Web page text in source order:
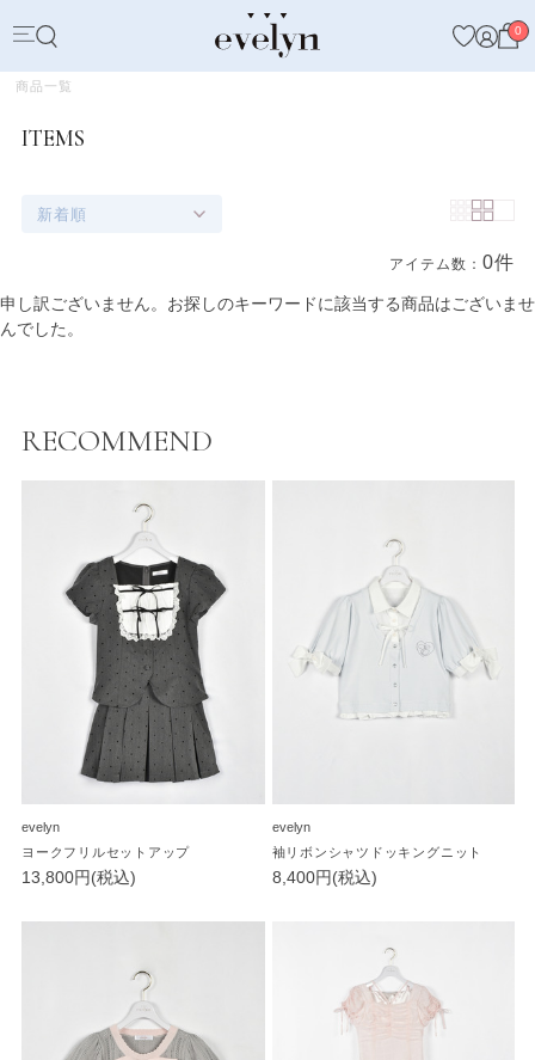
0
商品一覧
ITEMS
新着順
アイテム数：0件
商品一覧
申し訳ございません。お探しのキーワードに該当する商品はございませ
んでした。
RECOMMEND
evelyn
ヨークフリルセットアップ
13,800円(税込)
evelyn
袖リボンシャツドッキングニット
8,400円(税込)